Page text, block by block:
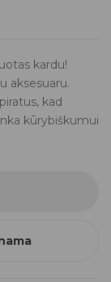
kardu!
aksesuaru.
kad
kūrybiškumui